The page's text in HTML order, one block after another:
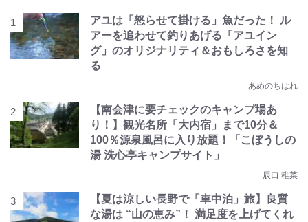
アユは「怒らせて掛ける」魚だった！ ル
アーを追わせて釣りあげる「アユイン
グ」のオリジナリティ＆おもしろさを知
る
あめのちはれ
【南会津に要チェックのキャンプ場あ
り！】観光名所「大内宿」まで10分＆
100％源泉風呂に入り放題！「こぼうしの
湯 洗心亭キャンプサイト」
辰口 稚菜
【夏は涼しい長野で「車中泊」旅】良質
な湯は “山の恵み”！ 満足度を上げてくれ